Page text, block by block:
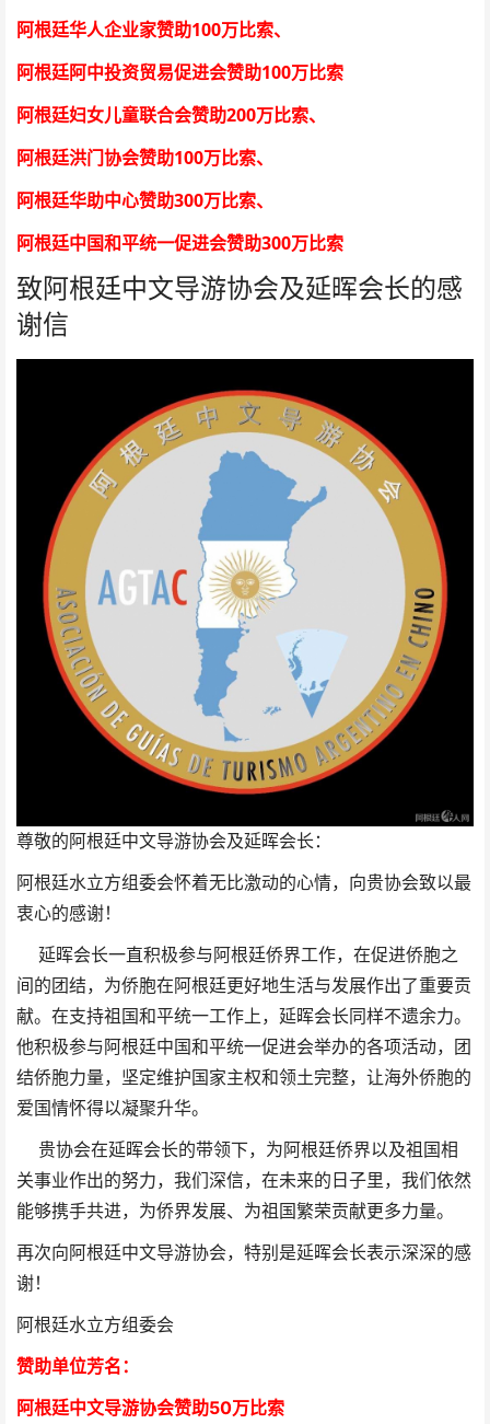
阿根廷华人企业家赞助100万比索、
阿根廷阿中投资贸易促进会赞助100万比索
阿根廷妇女儿童联合会赞助200万比索、
阿根廷洪门协会赞助100万比索、
阿根廷华助中心赞助300万比索、
阿根廷中国和平统一促进会赞助300万比索
致阿根廷中文导游协会及延晖会长的感
谢信
尊敬的阿根廷中文导游协会及延晖会长：
阿根廷水立方组委会怀着无比激动的心情，向贵协会致以最
衷心的感谢！
延晖会长一直积极参与阿根廷侨界工作，在促进侨胞之
间的团结，为侨胞在阿根廷更好地生活与发展作出了重要贡
献。在支持祖国和平统一工作上，延晖会长同样不遗余力。
他积极参与阿根廷中国和平统一促进会举办的各项活动，团
结侨胞力量，坚定维护国家主权和领土完整，让海外侨胞的
爱国情怀得以凝聚升华。
贵协会在延晖会长的带领下，为阿根廷侨界以及祖国相
关事业作出的努力，我们深信，在未来的日子里，我们依然
能够携手共进，为侨界发展、为祖国繁荣贡献更多力量。
再次向阿根廷中文导游协会，特别是延晖会长表示深深的感
谢！
阿根廷水立方组委会
赞助单位芳名：
阿根廷中文导游协会赞助50万比索